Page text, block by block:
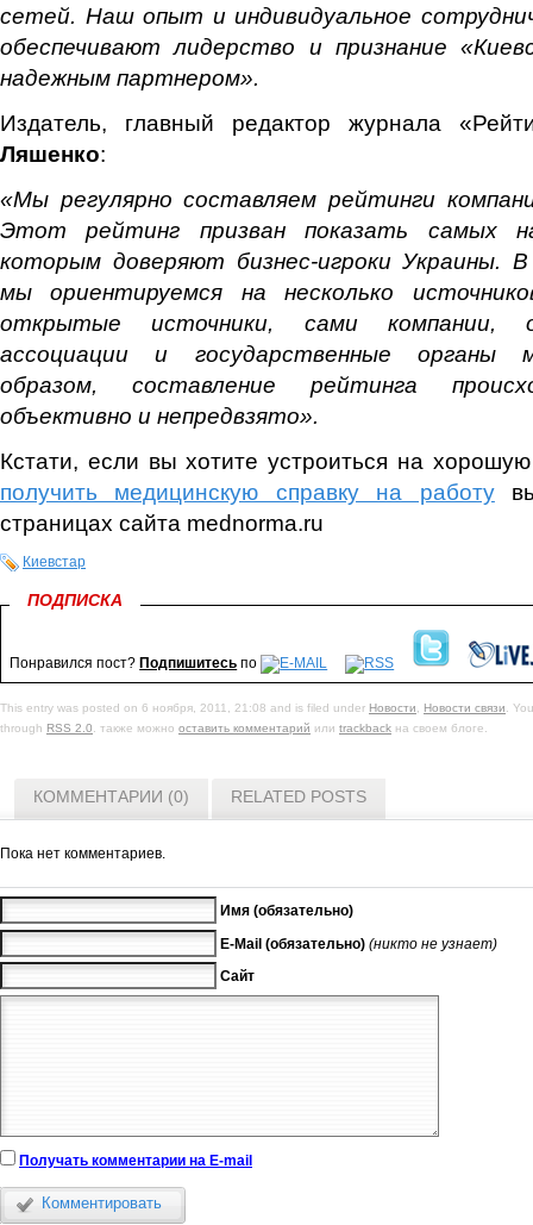
сетей. Наш опыт и индивидуальное
обеспечивают лидерство и признание
надежным партнером».
Издатель, главный редактор журнала
Ляшенко:
«Мы регулярно составляем рейтинги
Этот рейтинг призван показать самых
которым доверяют бизнес-игроки Украины. В
мы ориентируемся на несколько
открытые источники, сами компании,
ассоциации и государственные органы
образом, составление рейтинга
объективно и непредвзято».
Кстати, если вы хотите устроиться на
получить медицинскую справку на работувы
страницах сайта mednorma.ru
Киевстар
ПОДПИСКА
Понравился пост? Подпишитесь по
This entry was posted on 6 ноября, 2011, 21:08 and is filed under Новости, Новости связи.
through RSS 2.0. также можно оставить комментарий или trackback на своем блоге.
КОММЕНТАРИИ (0) RELATED POSTS
Пока нет комментариев.
Имя (обязательно)
E-Mail (обязательно) (никто не узнает)
Сайт
Получать комментарии на E-mail
Комментировать